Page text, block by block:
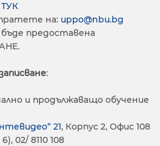
ТУК
на: uppo@nbu.bg
предоставена
:
и продължаващо обучение
21, Корпус 2, Офис 108
02/ 8110 108